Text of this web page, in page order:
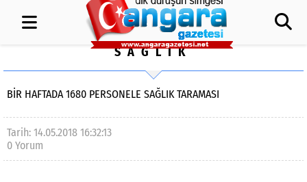
SAĞLIK
BIR HAFTADA 1680 PERSONELE SAĞLIK TARAMASI
Tarih: 14.05.2018 16:32:13
0 Yorum